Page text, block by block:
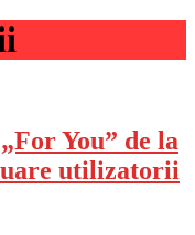
You” de la
utilizatorii